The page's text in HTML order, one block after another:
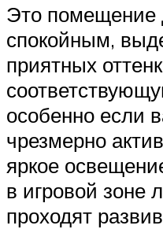
Это помещение
спокойным,
приятных
особенно если
чрезмерно
яркое
в игровой зоне
проходят